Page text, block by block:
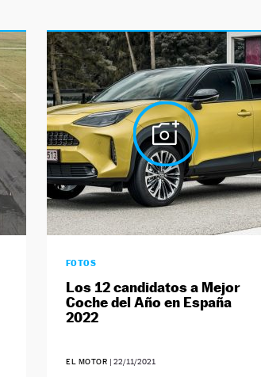
FOTOS
Los 12 candidatos a Mejor
Coche del Año en España
2022
EL MOTOR |22/11/2021